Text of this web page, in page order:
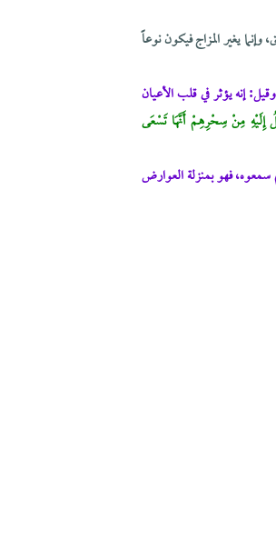
يغير المزاج فيكون نوعاً
إنه يؤثر في قلب الأعيان
إِلَيْهِ مِنْ سِحْرِهِمْ أَنَّهَا تَسْعَى
فهو بمنزلة العوارض